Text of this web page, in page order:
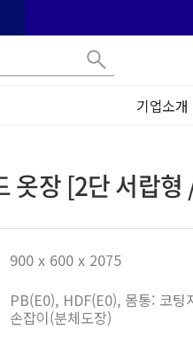
기업소개
옷장 [2단 서랍형
900 x 600 x 2075
PB(E0), HDF(E0), 몸통: 코팅
손잡이(분체도장)